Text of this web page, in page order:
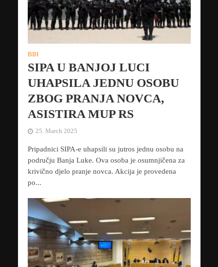
BIH
SIPA U BANJOJ LUCI
UHAPSILA JEDNU OSOBU
ZBOG PRANJA NOVCA,
ASISTIRA MUP RS
25. March 2025
Pripadnici SIPA-e uhapsili su jutros jednu osobu na
području Banja Luke. Ova osoba je osumnjičena za
krivično djelo pranje novca. Akcija je provedena
po...